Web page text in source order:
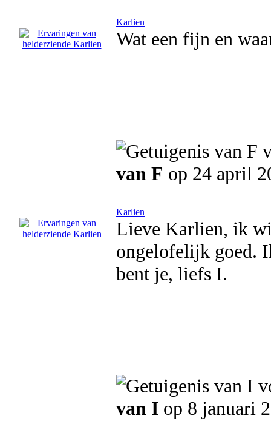
Karlien
Wat een fijn en
van F op 24 april
Karlien
Lieve Karlien, ik
ongelofelijk goed.
bent je, liefs I.
van I op 8 januari